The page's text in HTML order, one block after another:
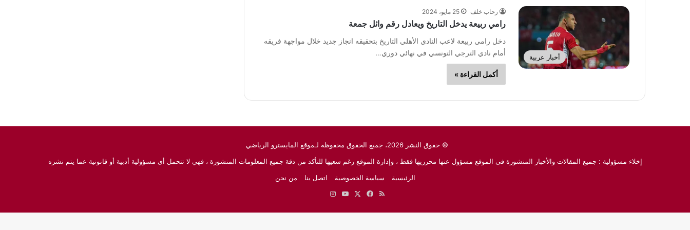
أخبار عربية
رحاب خلف 25 مايو، 2024
رامي ربيعة يدخل التاريخ ويعادل رقم وائل جمعة
دخل رامي ربيعة لاعب النادي الأهلي التاريخ بتحقيقه انجاز جديد خلال مواجهة فريقه
أمام نادي الترجي التونسي في نهائي دوري…
أكمل القراءة »
© حقوق النشر 2026، جميع الحقوق محفوظة لـموقع المايسترو الرياضي
إخلاء مسؤولية : جميع المقالات والأخبار المنشورة فى الموقع مسؤول عنها محرريها فقط ، وإدارة الموقع رغم سعيها للتأكد من دقة جميع المعلومات المنشورة ، فهي لا تتحمل أى مسؤولية أدبية أو قانونية عما يتم نشره
الرئيسية
سياسة الخصوصية اتصل بنا
من نحن
ملخصفيسبوك ‫YouTubeانستقرام